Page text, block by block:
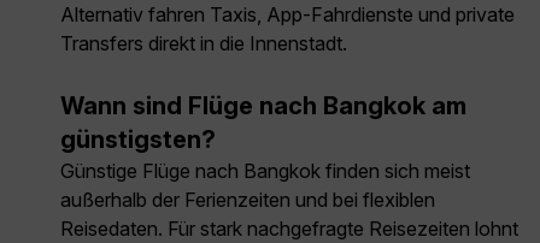
Alternativ fahren Taxis, App-Fahrdienste und private
Transfers direkt in die Innenstadt.
Wann sind Flüge nach Bangkok am
günstigsten?
Günstige Flüge nach Bangkok finden sich meist
außerhalb der Ferienzeiten und bei flexiblen
Reisedaten. Für stark nachgefragte Reisezeiten lohnt